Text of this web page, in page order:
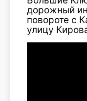
дорожный
повороте с
улицу